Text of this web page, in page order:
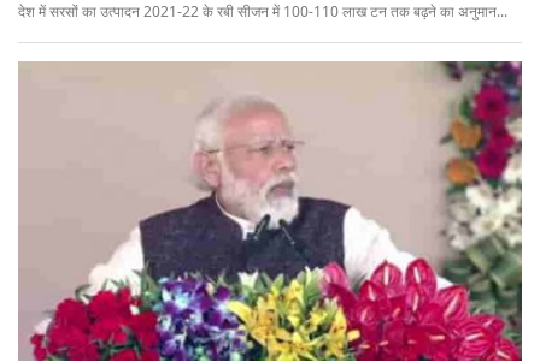
देश में सरसों का उत्पादन 2021-22 के रबी सीजन में 100-110 लाख टन तक बढ़ने का अनुमान...